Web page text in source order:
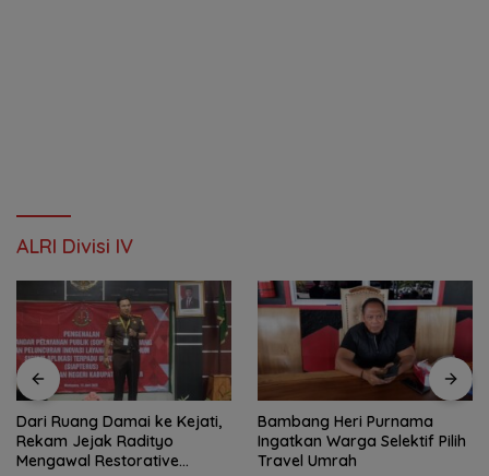
ALRI Divisi IV
Dari Ruang Damai ke Kejati,
Rekam Jejak Radityo
Mengawal Restorative
Bambang Heri Purnama
Ingatkan Warga Selektif Pilih
Travel Umrah